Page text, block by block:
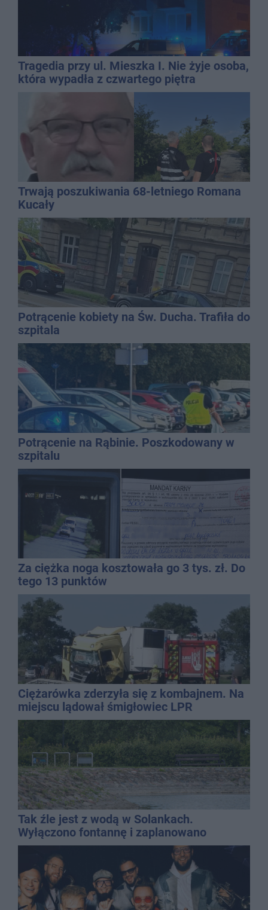
Tragedia przy ul. Mieszka I. Nie żyje osoba,
która wypadła z czwartego piętra
Trwają poszukiwania 68-letniego Romana
Kucały
Potrącenie kobiety na Św. Ducha. Trafiła do
szpitala
Potrącenie na Rąbinie. Poszkodowany w
szpitalu
Za ciężka noga kosztowała go 3 tys. zł. Do
tego 13 punktów
Ciężarówka zderzyła się z kombajnem. Na
miejscu lądował śmigłowiec LPR
Tak źle jest z wodą w Solankach.
Wyłączono fontannę i zaplanowano
dolewkę